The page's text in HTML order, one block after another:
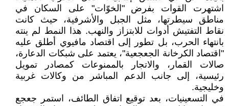
اشتهرت القوات بفرض "الخوّات" على السكان في
مناطق سيطرتها، مثل الجبل والأشرفية، حيث كانت
نقاط التفتيش أدوات للابتزاز والنهب. هذا النمط لم ينته
بانتهاء الحرب، بل تطور إلى اقتصاد مافيوي أطلق عليه
"اقتصاد الكرخانة الجعجعية"، يعتمد على شبكات الدعارة،
صالات القمار، والاتجار بالممنوعات كمصادر تمويل
رئيسية، إلى جانب الدعم المباشر من وكالات غربية
وخليجية.
في التسعينيات، بعد توقيع اتفاق الطائف، استمر جعجع